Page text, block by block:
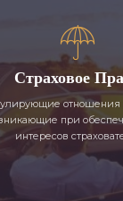
Страховое
отношения
при
интересов